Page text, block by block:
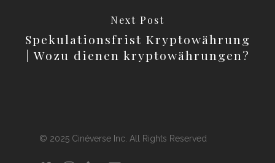
Next Post
Spekulationsfrist Kryptowährung
| Wozu dienen kryptowährungen?
© 2025 Cinéverse Inc. All Rights Reserved